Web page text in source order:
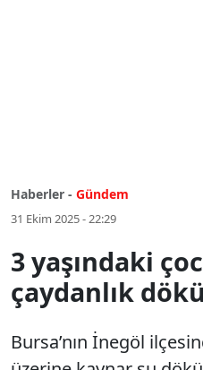
Haberler - Gündem
31 Ekim 2025 - 22:29
3 yaşındaki
çaydanlık
Bursa’nın İnegöl